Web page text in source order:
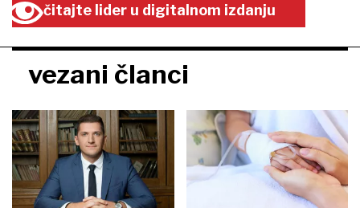
čitajte lider u digitalnom izdanju
vezani članci